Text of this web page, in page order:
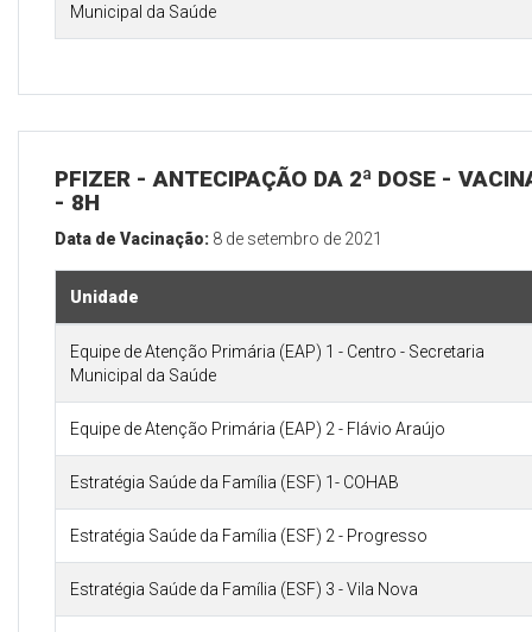
Municipal da Saúde
PFIZER - ANTECIPAÇÃO DA 2ª DOSE -
- 8H
Data de Vacinação: 8 de setembro de 2021
Unidade
Equipe de Atenção Primária (EAP) 1 - Centro - Secretaria
Municipal da Saúde
Equipe de Atenção Primária (EAP) 2 - Flávio Araújo
Estratégia Saúde da Família (ESF) 1- COHAB
Estratégia Saúde da Família (ESF) 2 - Progresso
Estratégia Saúde da Família (ESF) 3 - Vila Nova